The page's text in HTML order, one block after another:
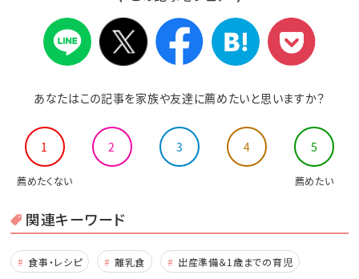
あなたはこの記事を家族や友達に薦めたいと思いますか？
1 2 3 4 5
薦めたくない 薦めたい
関連キーワード
食事・レシピ 離乳食 出産準備＆1歳までの育児